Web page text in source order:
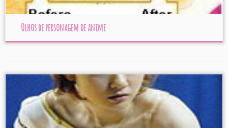
Olhos de personagem de anime